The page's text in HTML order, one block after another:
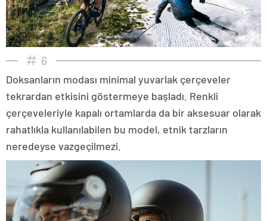
6
Doksanların modası minimal yuvarlak çerçeveler
tekrardan etkisini göstermeye başladı. Renkli
çerçeveleriyle kapalı ortamlarda da bir aksesuar olarak
rahatlıkla kullanılabilen bu model, etnik tarzların
neredeyse vazgeçilmezi.